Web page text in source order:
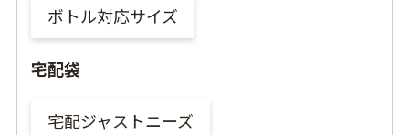
ボトル対応サイズ
宅配袋
宅配ジャストニーズ